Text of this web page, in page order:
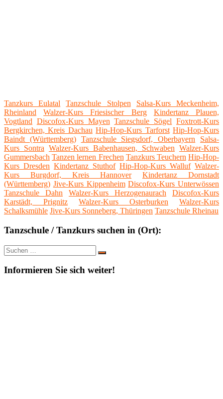
Tanzkurs Eulatal Tanzschule Stolpen
Salsa-Kurs Meckenheim,
Rheinland
Walzer-Kurs Friesischer Berg
Kindertanz Plauen,
Vogtland Discofox-Kurs Mayen Tanzschule Sögel Foxtrott-Kurs
Bergkirchen, Kreis Dachau Hip-Hop-Kurs Tarforst Hip-Hop-Kurs
Baindt (Württemberg) Tanzschule Siegsdorf, Oberbayern
Salsa-
Kurs Sontra Walzer-Kurs Babenhausen, Schwaben Walzer-Kurs
Gummersbach Tanzen lernen Frechen Tanzkurs Teuchern Hip-Hop-
Kurs Dresden Kindertanz Stuthof Hip-Hop-Kurs Walluf Walzer-
Kurs Burgdorf, Kreis Hannover
Kindertanz Dornstadt
(Württemberg) Jive-Kurs Kippenheim Discofox-Kurs Unterwössen
Tanzschule Dahn
Walzer-Kurs Herzogenaurach
Discofox-Kurs
Karstädt, Prignitz
Walzer-Kurs Osterburken
Walzer-Kurs
Schalksmühle Jive-Kurs Sonneberg, Thüringen Tanzschule Rheinau
Tanzschule / Tanzkurs suchen in (Ort):
Suche
nach:
Suchen
Informieren Sie sich weiter!